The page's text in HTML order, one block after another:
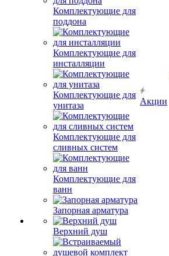
Комплектующие для
поддона
Комплектующие для
инсталляции
Комплектующие для
унитаза
Комплектующие для
сливных систем
Комплектующие для
ванн
Запорная арматура
Верхний душ
Акции